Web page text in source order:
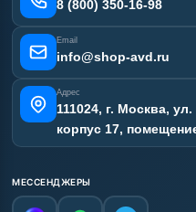
Карта сайта
8 (800) 350-16-98
Email
info@shop-avd.ru
Адрес
111024, г. Москва,
корпус 17,
МЕССЕНДЖЕРЫ